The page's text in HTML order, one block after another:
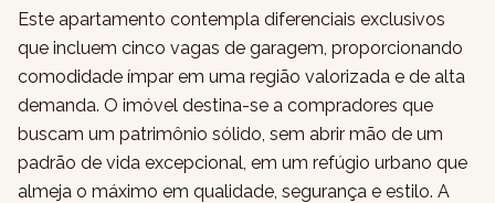
Este apartamento contempla diferenciais exclusivos
que incluem cinco vagas de garagem, proporcionando
comodidade ímpar em uma região valorizada e de alta
demanda. O imóvel destina-se a compradores que
buscam um patrimônio sólido, sem abrir mão de um
padrão de vida excepcional, em um refúgio urbano que
almeja o máximo em qualidade, segurança e estilo. A